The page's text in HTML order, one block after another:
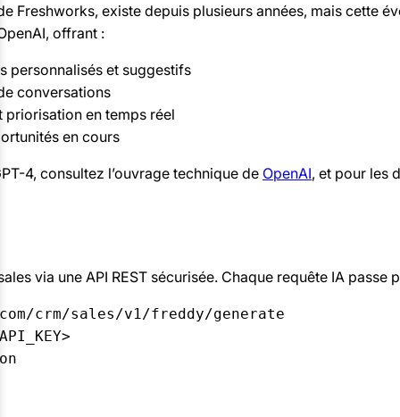
Freshworks, existe depuis plusieurs années, mais cette
offrant :
personnalisés et suggestifs
conversations
en temps réel
en cours
4, consultez l’ouvrage technique de OpenAI, et pour les
via une API REST sécurisée. Chaque requête IA passe
crm/sales/v1/freddy/generate